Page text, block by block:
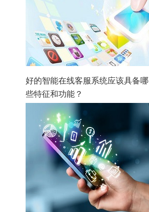
好的智能在线客服系统应该具备哪
些特征和功能？